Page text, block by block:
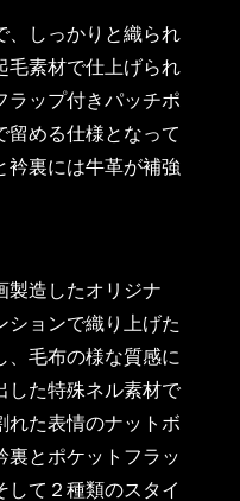
、しっかりと織られ
毛素材で仕上げられ
ラップ付きパッチポ
留める仕様となって
衿裏には牛革が補強
製造したオリジナ
ションで織り上げた
、毛布の様な質感に
した特殊ネル素材で
れた表情のナットボ
裏とポケットフラッ
して２種類のスタイ